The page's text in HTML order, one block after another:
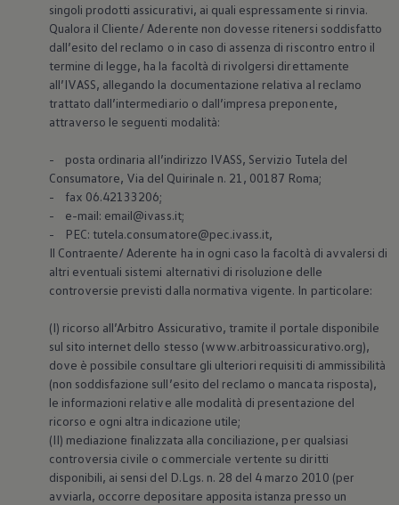
singoli prodotti assicurativi, ai quali espressamente si rinvia.
Qualora il Cliente/ Aderente non dovesse ritenersi soddisfatto
dall’esito del reclamo o in caso di assenza di riscontro entro il
termine di legge, ha la facoltà di rivolgersi direttamente
all’IVASS, allegando la documentazione relativa al reclamo
trattato dall’intermediario o dall’impresa preponente,
attraverso le seguenti modalità:
- posta ordinaria all’indirizzo IVASS, Servizio Tutela del
Consumatore, Via del Quirinale n. 21, 00187 Roma;
- fax 06.42133206;
- e-mail: email@ivass.it;
- PEC: tutela.consumatore@pec.ivass.it,
Il Contraente/ Aderente ha in ogni caso la facoltà di avvalersi di
altri eventuali sistemi alternativi di risoluzione delle
controversie previsti dalla normativa vigente. In particolare:
(I) ricorso all’Arbitro Assicurativo, tramite il portale disponibile
sul sito internet dello stesso (www.arbitroassicurativo.org),
dove è possibile consultare gli ulteriori requisiti di ammissibilità
(non soddisfazione sull’esito del reclamo o mancata risposta),
le informazioni relative alle modalità di presentazione del
ricorso e ogni altra indicazione utile;
(II) mediazione finalizzata alla conciliazione, per qualsiasi
controversia civile o commerciale vertente su diritti
disponibili, ai sensi del D.Lgs. n. 28 del 4 marzo 2010 (per
avviarla, occorre depositare apposita istanza presso un